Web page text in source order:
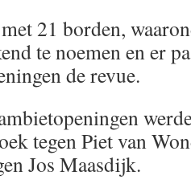
21 borden,
te noemen en er
de revue.
tegen Piet van
Jos Maasdijk.